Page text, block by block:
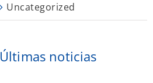
Uncategorized
Últimas noticias